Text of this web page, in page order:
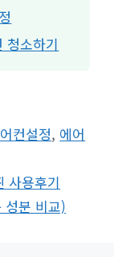
청소하기
컨설정, 에어
사용후기
성분 비교)